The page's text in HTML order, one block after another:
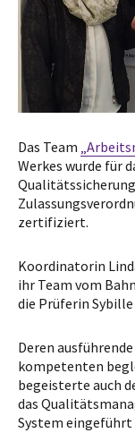
Das Team
Werkes wurde für
zertifiziert.
Koordinatorin
ihr Team vom
die Prüferin
Deren
kompetenten
begeisterte auch
das
System eingeführt